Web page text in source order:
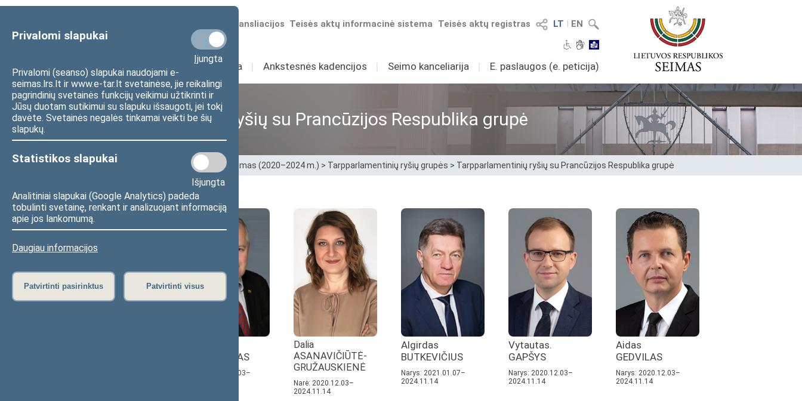
Privalomi slapukai
Įjungta
Privalomi (seanso) slapukai naudojami e-
seimas.lrs.lt ir www.e-tar.lt svetainėse, jie reikalingi
pagrindinių svetainės funkcijų veikimui užtikrinti ir
Jūsų duotam sutikimui su slapuku išsaugoti, jei tokį
davėte. Svetainės negalės tinkamai veikti be šių
slapukų.
Statistikos slapukai
Išjungta
Analitiniai slapukai (Google Analytics) padeda
tobulinti svetainę, renkant ir analizuojant informaciją
apie jos lankomumą.
Daugiau informacijos
Patvirtinti pasirinktus Patvirtinti visus
LT I EN
Teisės aktų registras
Teisės aktų informacinė sistema
Numatomos transliacijos
Sudėtis Veikla I Ankstesnės kadencijos I Seimo kanceliarija I E. paslaugos (e. peticija)
Tarpparlamentinių ryšių su Prancūzijos Respublika grupė
Pradžia>Ankstesnės kadencijos > XIII Seimas (2020–2024 m.) > Tarpparlamentinių ryšių grupės > Tarpparlamentinių ryšių su Prancūzijos Respublika grupė
ANUŠAUSKAS
Narys: 2020.12.03–
Dalia
ASANAVIČIŪTĖ-
GRUŽAUSKIENĖ
Narė: 2020.12.03–
2024.11.14
Algirdas
BUTKEVIČIUS
Narys: 2021.01.07–
2024.11.14
Vytautas.
GAPŠYS
Narys: 2020.12.03–
2024.11.14
Aidas
GEDVILAS
Narys: 2020.12.03–
2024.11.14